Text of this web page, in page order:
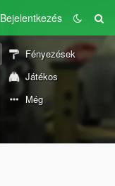
Bejelentkezés
Fényezések
Játékos
Még